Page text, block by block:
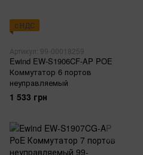
с НДС
Артикул: 99-00018259
Ewind EW-S1906CF-AP POE
Коммутатор 6 портов
неуправляемый
1 533 грн